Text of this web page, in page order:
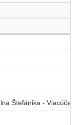
Štefánika -